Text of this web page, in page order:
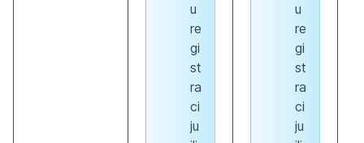
u
re
gi
st
ra
ci
ju
u
re
gi
st
ra
ci
ju